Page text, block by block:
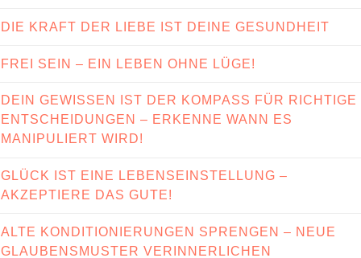
DIE KRAFT DER LIEBE IST DEINE GESUNDHEIT
FREI SEIN – EIN LEBEN OHNE LÜGE!
DEIN GEWISSEN IST DER KOMPASS FÜR RICHTIGE
ENTSCHEIDUNGEN – ERKENNE WANN ES
MANIPULIERT WIRD!
GLÜCK IST EINE LEBENSEINSTELLUNG –
AKZEPTIERE DAS GUTE!
ALTE KONDITIONIERUNGEN SPRENGEN – NEUE
GLAUBENSMUSTER VERINNERLICHEN